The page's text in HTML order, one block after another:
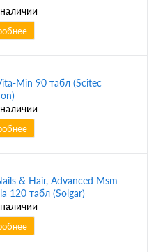
Min 90 табл (Scitec
& Hair, Advanced Msm
120 табл (Solgar)